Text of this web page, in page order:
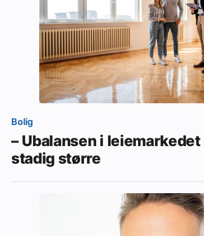
Bolig
– Ubalansen i
stadig større